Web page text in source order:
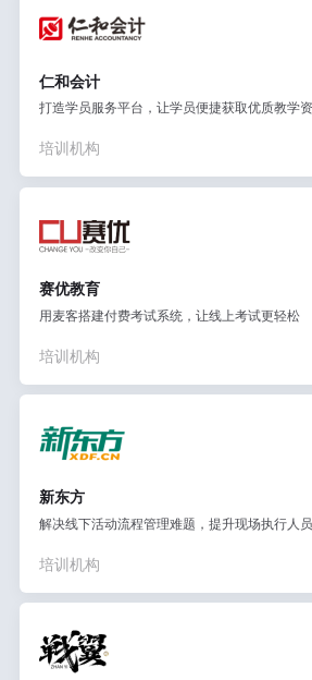
仁和会计
打造学员服务平台，让学员便捷获取优质教学
培训机构
赛优教育
用麦客搭建付费考试系统，让线上考试更轻松
培训机构
新东方
解决线下活动流程管理难题，提升现场执行人
培训机构